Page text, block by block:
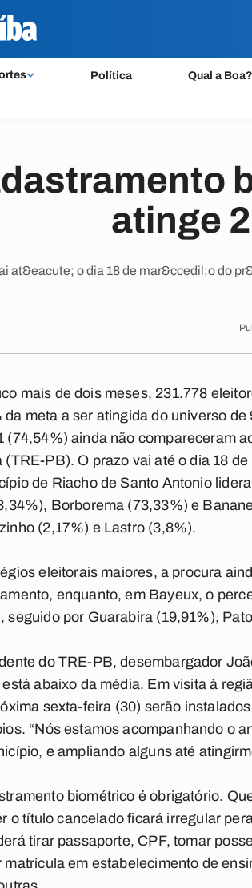
Política Qual a Boa?
atinge
at&eacute; o dia 18 de mar&ccedil;o do
mais de dois meses, 231.778
da meta a ser atingida do universo
(74,54%) ainda não compareceram
(TRE-PB). O prazo vai até o dia 18
de Riacho de Santo Antonio
Borborema (73,33%) e
(2,17%) e Lastro (3,8%).
eleitorais maiores, a procura
enquanto, em Bayeux, o
seguido por Guarabira (19,91%),
do TRE-PB, desembargador
abaixo da média. Em visita à
sexta-feira (30) serão
“Nós estamos acompanhando o
e ampliando alguns até
biométrico é obrigatório.
o título cancelado ficará irregular
tirar passaporte, CPF, tomar
matrícula em estabelecimento de